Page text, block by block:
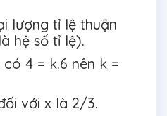
lượng tỉ lệ thuận
hệ số tỉ lệ).
4 = k.6 nên k =
với x là 2/3.